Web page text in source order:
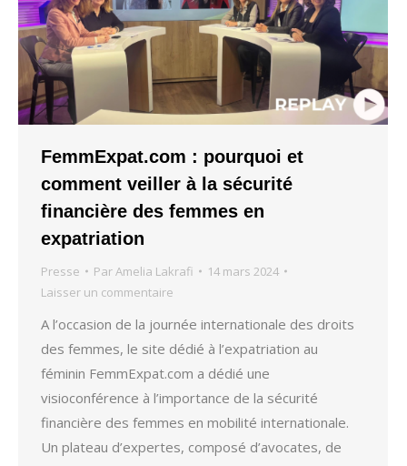
FemmExpat.com : pourquoi et
comment veiller à la sécurité
financière des femmes en
expatriation
Presse ParAmelia Lakrafi
14 mars 2024
Laisser un commentaire
A l’occasion de la journée internationale des droits
des femmes, le site dédié à l’expatriation au
féminin FemmExpat.com a dédié une
visioconférence à l’importance de la sécurité
financière des femmes en mobilité internationale.
Un plateau d’expertes, composé d’avocates, de